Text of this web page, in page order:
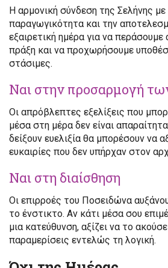
Η αρμονική σύνδεση της Σελήνης με
παραγωγικότητα και την
εξαιρετική ημέρα για να
πράξη και να προχωρήσουμε
στάσιμες.
Ναι στην προσαρμογή
Οι απρόβλεπτες εξελίξεις που
μέσα στη μέρα δεν είναι
δείξουν ευελιξία θα μπορέσουν να
ευκαιρίες που δεν υπήρχαν στον
Ναι στη διαίσθηση
Οι επιρροές του Ποσειδώνα
το ένστικτο. Αν κάτι μέσα σου
μια κατεύθυνση, αξίζει να το
παραμερίσεις εντελώς τη λογική.